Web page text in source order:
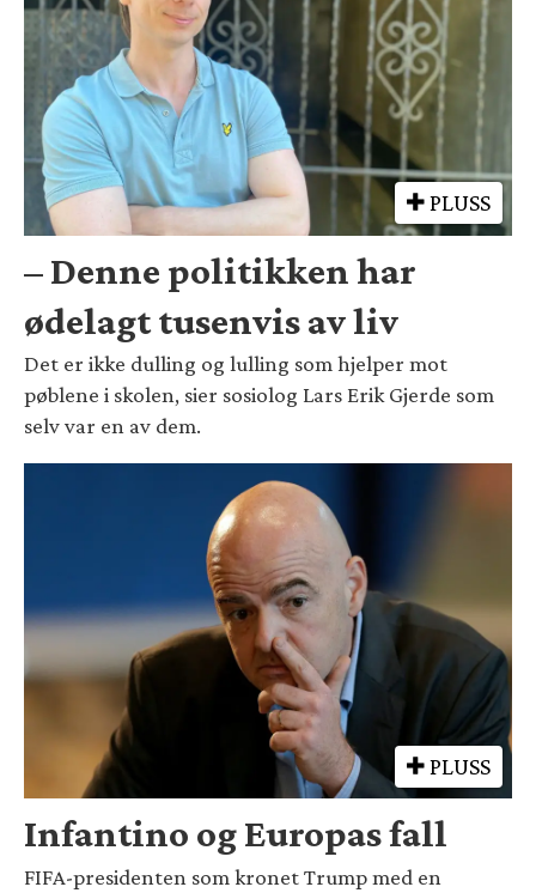
PLUSS
– Denne politikken har
ødelagt tusenvis av liv
Det er ikke dulling og lulling som hjelper mot
pøblene i skolen, sier sosiolog Lars Erik Gjerde som
selv var en av dem.
PLUSS
Infantino og Europas fall
FIFA-presidenten som kronet Trump med en